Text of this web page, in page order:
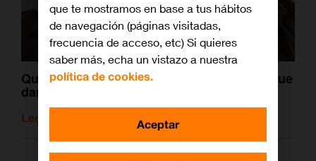
Querido Stephen King, estas películas sí que
dan miedo de verdad
Leer artículo relacionado
que te mostramos en base a tus hábitos
de navegación (páginas visitadas,
frecuencia de acceso, etc) Si quieres
saber más, echa un vistazo a nuestra
política de cookies.
Aceptar